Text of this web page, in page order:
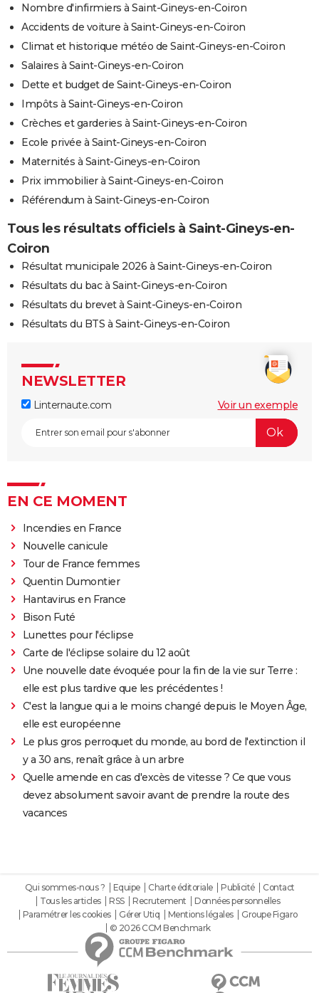
Nombre d'infirmiers à Saint-Gineys-en-Coiron
Accidents de voiture à Saint-Gineys-en-Coiron
Climat et historique météo de Saint-Gineys-en-Coiron
Salaires à Saint-Gineys-en-Coiron
Dette et budget de Saint-Gineys-en-Coiron
Impôts à Saint-Gineys-en-Coiron
Crèches et garderies à Saint-Gineys-en-Coiron
Ecole privée à Saint-Gineys-en-Coiron
Maternités à Saint-Gineys-en-Coiron
Prix immobilier à Saint-Gineys-en-Coiron
Référendum à Saint-Gineys-en-Coiron
Tous les résultats officiels à Saint-Gineys-en-
Coiron
Résultat municipale 2026 à Saint-Gineys-en-Coiron
Résultats du bac à Saint-Gineys-en-Coiron
Résultats du brevet à Saint-Gineys-en-Coiron
Résultats du BTS à Saint-Gineys-en-Coiron
NEWSLETTER
Linternaute.com Voir un exemple
EN CE MOMENT
Incendies en France
Nouvelle canicule
Tour de France femmes
Quentin Dumontier
Hantavirus en France
Bison Futé
Lunettes pour l'éclipse
Carte de l'éclipse solaire du 12 août
Une nouvelle date évoquée pour la fin de la vie sur Terre :
elle est plus tardive que les précédentes !
C'est la langue qui a le moins changé depuis le Moyen Âge,
elle est européenne
Le plus gros perroquet du monde, au bord de l'extinction il
y a 30 ans, renaît grâce à un arbre
Quelle amende en cas d'excès de vitesse ? Ce que vous
devez absolument savoir avant de prendre la route des
vacances
Qui sommes-nous ? Equipe Charte éditoriale Publicité
Contact
Tous les articles
RSS Recrutement
Données personnelles
Paramétrer les cookies
Gérer Utiq Mentions légales
Groupe Figaro
© 2026 CCM Benchmark